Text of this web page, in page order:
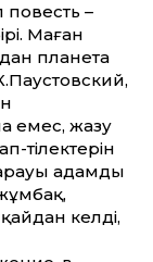
–
Маған
планета
емес, жазу
тілектерін
адамды
келді,